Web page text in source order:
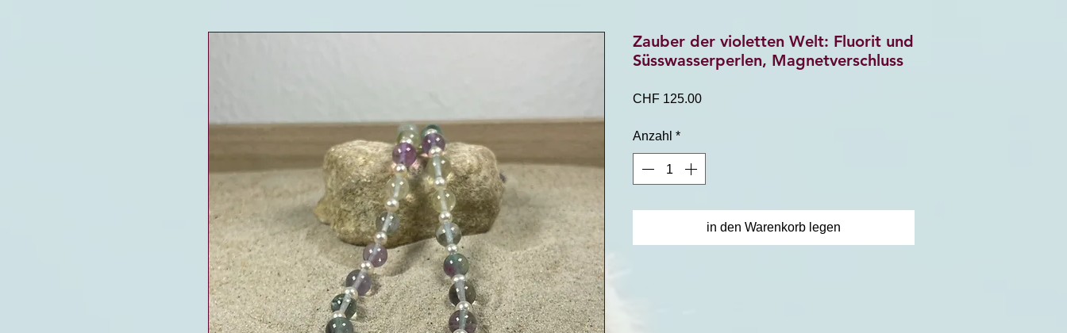
Zauber der violetten Welt: Fluorit und
Süsswasserperlen, Magnetverschluss
CHF 125.00Preis
Anzahl *
in den Warenkorb legen